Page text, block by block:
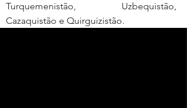
Turquemenistão, Uzbequistão,
Cazaquistão e Quirguizistão.